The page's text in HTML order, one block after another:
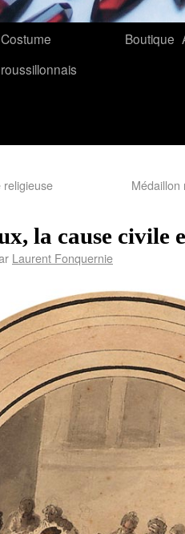
Costume
roussillonnais
Boutique
religieuse Médaillon
la cause civile
Laurent Fonquernie